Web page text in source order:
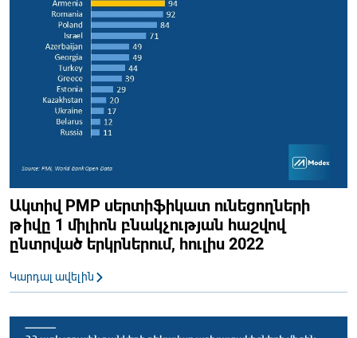
Ակտիվ PMP սերտիֆիկատ ունեցողների
թիվը 1 միլիոն բնակչության հաշվով
ընտրված երկրներում, հուլիս 2022
Կարդալ ավելին